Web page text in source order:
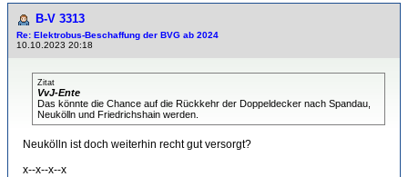
B-V 3313
Re: Elektrobus-Beschaffung der BVG ab 2024
10.10.2023 20:18
Zitat
VvJ-Ente
Das könnte die Chance auf die Rückkehr der Doppeldecker nach Spandau,
Neukölln und Friedrichshain werden.
Neukölln ist doch weiterhin recht gut versorgt?
x--x--x--x